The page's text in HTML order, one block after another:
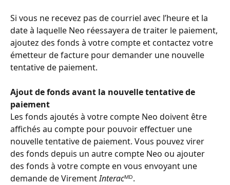
Si vous ne recevez pas de courriel avec l’heure et la
date à laquelle Neo réessayera de traiter le paiement,
ajoutez des fonds à votre compte et contactez votre
émetteur de facture pour demander une nouvelle
tentative de paiement.
Ajout de fonds avant la nouvelle tentative de
paiement
Les fonds ajoutés à votre compte Neo doivent être
affichés au compte pour pouvoir effectuer une
nouvelle tentative de paiement. Vous pouvez virer
des fonds depuis un autre compte Neo ou ajouter
des fonds à votre compte en vous envoyant une
demande de Virement Interacᴹᴰ.